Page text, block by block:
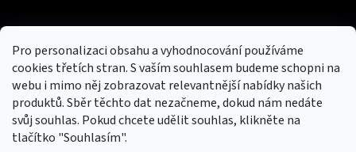
Pro personalizaci obsahu a vyhodnocování používáme
cookies třetích stran. S vaším souhlasem budeme schopni na
webu i mimo něj zobrazovat relevantnější nabídky našich
produktů. Sběr těchto dat nezačneme, dokud nám nedáte
svůj souhlas. Pokud chcete udělit souhlas, klikněte na
tlačítko "Souhlasím".